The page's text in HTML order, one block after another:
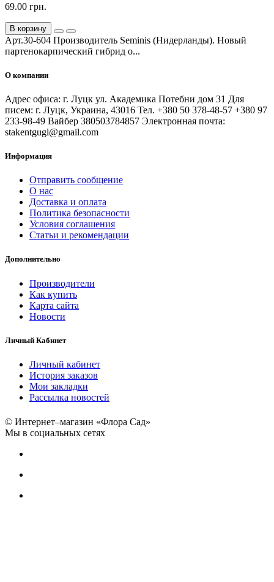
69.00 грн.
В корзину
Арт.30-604 Производитель Seminis (Нидерланды). Новый
партенокарпический гибрид о...
О компании
Адрес офиса: г. Луцк ул. Академика Потебни дом 31 Для
писем: г. Луцк, Украина, 43016 Тел. +380 50 378-48-57 +380 97
233-98-49 Вайбер 380503784857 Электронная почта:
stakentgugl@gmail.com
Информация
Отправить сообщение
О нас
Доставка и оплата
Политика безопасности
Условия соглашения
Статьи и рекомендации
Дополнительно
Производители
Как купить
Карта сайта
Новости
Личный Кабинет
Личный кабинет
История заказов
Мои закладки
Рассылка новостей
© Интернет–магазин «Флора Сад»
Мы в социальных сетях